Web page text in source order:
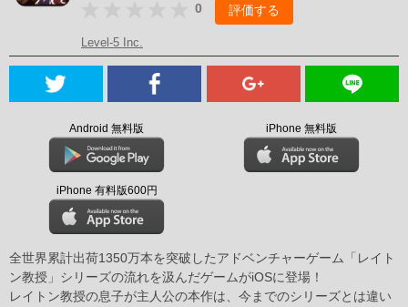
0 評価する
Level-5 Inc.
Android 無料版 iPhone 無料版
iPhone 有料版600円
全世界累計出荷1350万本を突破したアドベンチャーゲーム「レイト
ン教授」シリーズの流れを汲んだゲームがiOSに登場！
レイトン教授の息子が主人公の本作は、今までのシリーズとは違い